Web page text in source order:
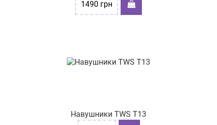
1490 грн
Навушники TWS T13